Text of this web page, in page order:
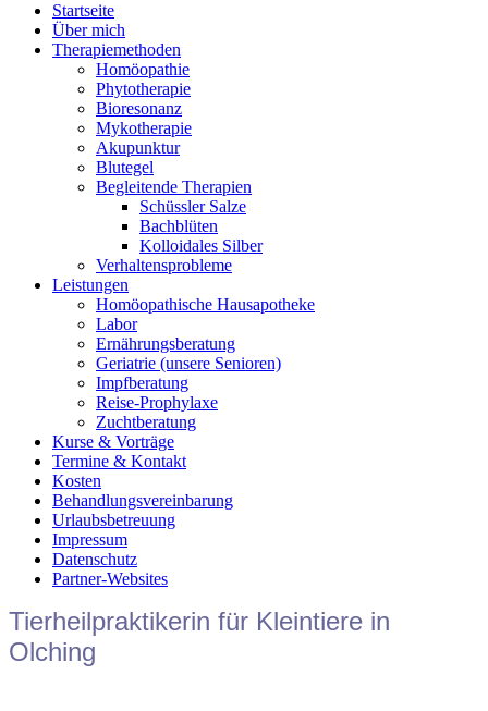
Startseite
Über mich
Therapiemethoden
Homöopathie
Phytotherapie
Bioresonanz
Mykotherapie
Akupunktur
Blutegel
Begleitende Therapien
Schüssler Salze
Bachblüten
Kolloidales Silber
Verhaltensprobleme
Leistungen
Homöopathische Hausapotheke
Labor
Ernährungsberatung
Geriatrie (unsere Senioren)
Impfberatung
Reise-Prophylaxe
Zuchtberatung
Kurse & Vorträge
Termine & Kontakt
Kosten
Behandlungsvereinbarung
Urlaubsbetreuung
Impressum
Datenschutz
Partner-Websites
Tierheilpraktikerin für Kleintiere in
Olching